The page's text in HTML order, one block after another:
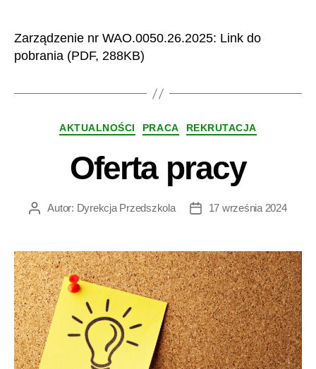
Zarządzenie nr WAO.0050.26.2025: Link do
pobrania (PDF, 288KB)
Kategorie
AKTUALNOŚCI PRACA REKRUTACJA
Oferta pracy
AutorAutor: Dyrekcja Przedszkola
Data17 września 2024